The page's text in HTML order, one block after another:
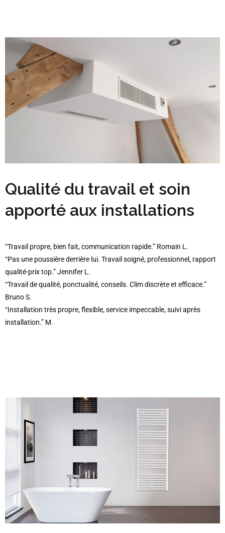
Qualité du travail et soin
apporté aux installations
“Travail propre, bien fait, communication rapide.” Romain L.
“Pas une poussière derrière lui. Travail soigné, professionnel, rapport
qualité-prix top.” Jennifer L.
“Travail de qualité, ponctualité, conseils. Clim discrète et efficace.”
Bruno S.
“Installation très propre, flexible, service impeccable, suivi après
installation.” M.